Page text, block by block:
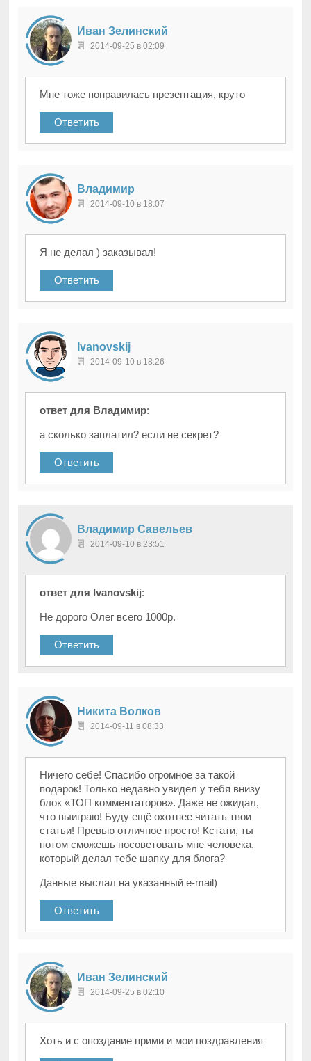
Иван Зелинский
2014-09-25 в 02:09
Мне тоже понравилась презентация, круто
Ответить
Владимир
2014-09-10 в 18:07
Я не делал ) заказывал!
Ответить
Ivanovskij
2014-09-10 в 18:26
ответ для Владимир:
а сколько заплатил? если не секрет?
Ответить
Владимир Савельев
2014-09-10 в 23:51
ответ для Ivanovskij:
Не дорого Олег всего 1000р.
Ответить
Никита Волков
2014-09-11 в 08:33
Ничего себе! Спасибо огромное за такой
подарок! Только недавно увидел у тебя внизу
блок «ТОП комментаторов». Даже не ожидал,
что выиграю! Буду ещё охотнее читать твои
статьи! Превью отличное просто! Кстати, ты
потом сможешь посоветовать мне человека,
который делал тебе шапку для блога?
Данные выслал на указанный e-mail)
Ответить
Иван Зелинский
2014-09-25 в 02:10
Хоть и с опоздание прими и мои поздравления